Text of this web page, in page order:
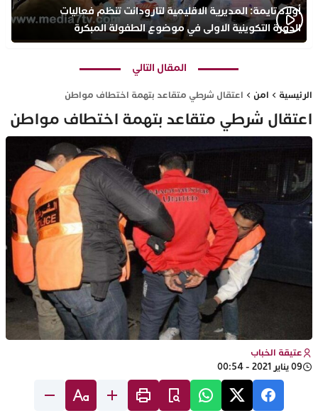
أولاد تايمة: المديرية الاقليمية لتارودانت تنظم فعاليات
الدورة التكوينية الاولى في موضوع الطفولة المبكرة
بمركز التكوين ثانوية الحسن الثاني التأهيلية
المقال التالي
الرئيسية امن اعتقال شرطي متقاعد بتهمة اختطاف مواطن
اعتقال شرطي متقاعد بتهمة اختطاف مواطن
عتيقة الخباب
09 يناير 2021 - 00:54